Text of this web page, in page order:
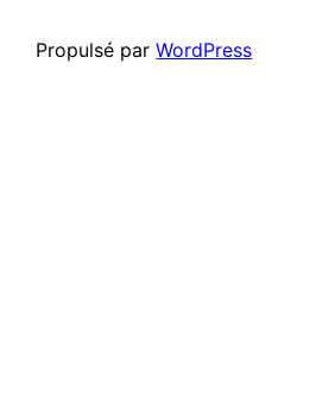
Propulsé parWordPress